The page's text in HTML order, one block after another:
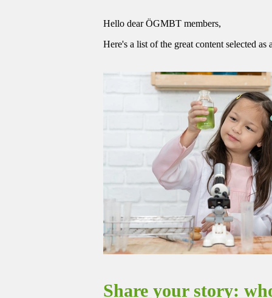
Hello dear ÖGMBT members,
Here's a list of the great content selected
Share your story: